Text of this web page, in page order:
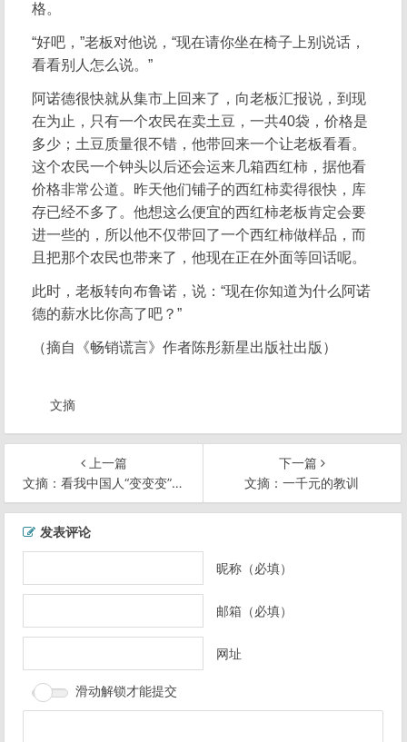
格。
“好吧，”老板对他说，“现在请你坐在椅子上别说话，
看看别人怎么说。”
阿诺德很快就从集市上回来了，向老板汇报说，到现
在为止，只有一个农民在卖土豆，一共40袋，价格是
多少；土豆质量很不错，他带回来一个让老板看看。
这个农民一个钟头以后还会运来几箱西红柿，据他看
价格非常公道。昨天他们铺子的西红柿卖得很快，库
存已经不多了。他想这么便宜的西红柿老板肯定会要
进一些的，所以他不仅带回了一个西红柿做样品，而
且把那个农民也带来了，他现在正在外面等回话呢。
此时，老板转向布鲁诺，说：“现在你知道为什么阿诺
德的薪水比你高了吧？”
（摘自《畅销谎言》作者陈彤新星出版社出版）
文摘
上一篇
文摘：看我中国人“变变变”——25年流行全纪录
下一篇
文摘：一千元的教训
发表评论
昵称（必填）
邮箱（必填）
网址
滑动解锁才能提交